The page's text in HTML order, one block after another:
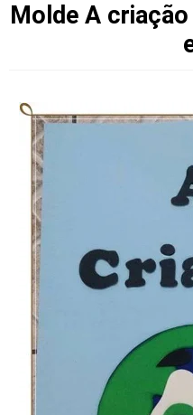
Molde A